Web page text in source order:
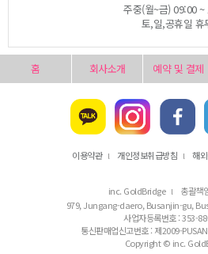
주중(월~금) 09:00
토,일,공휴일 휴
홈 회사소개 예약 및 결제
이용약관 l 개인정보취급방침 l 해
inc. GoldBridge l
총괄책
979, Jungang-daero, Busanjin-gu,
사업자등록번호 : 353-
통신판매업신고번호 : 제2009-
Copyright © inc.